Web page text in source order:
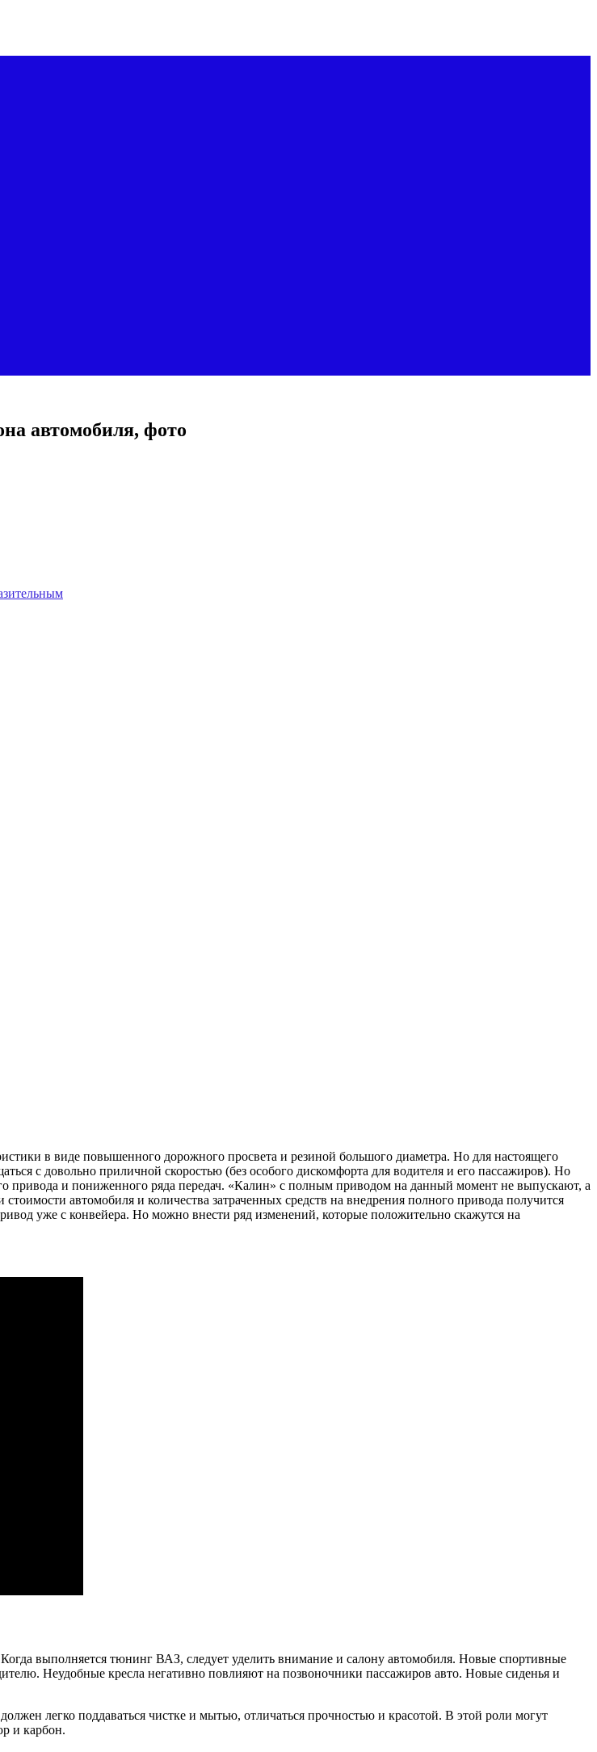
автомобиля, фото
в виде повышенного дорожного просвета и резиной большого диаметра. Но для настоящего
с довольно приличной скоростью (без особого дискомфорта для водителя и его пассажиров). Но
привода и пониженного ряда передач. «Калин» с полным приводом на данный момент не выпускают, а
автомобиля и количества затраченных средств на внедрения полного привода получится
уже с конвейера. Но можно внести ряд изменений, которые положительно скажутся на
выполняется тюнинг ВАЗ, следует уделить внимание и салону автомобиля. Новые спортивные
Неудобные кресла негативно повлияют на позвоночники пассажиров авто. Новые сиденья и
легко поддаваться чистке и мытью, отличаться прочностью и красотой. В этой роли могут
и карбон.